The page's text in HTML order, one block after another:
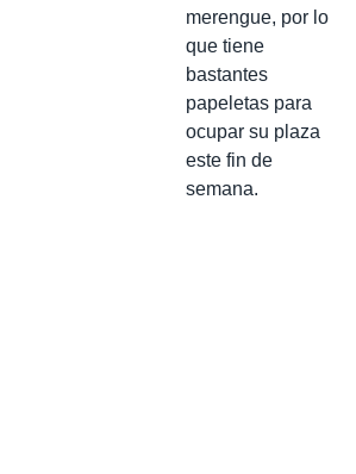
merengue, por lo
que tiene
bastantes
papeletas para
ocupar su plaza
este fin de
semana.